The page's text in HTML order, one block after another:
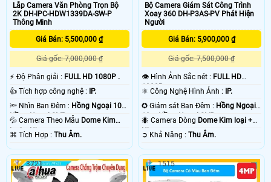
Lắp Camera Văn Phòng Trọn Bộ
2K DH-IPC-HDW1339DA-SW-P
Thông Minh
Giá Bán: 5,500,000 ₫
Giá gốc: 7,000,000 ₫
️⚡ Độ Phân giải : FULL HD 1080P .
👍 Tích hợp công nghệ : IP.
🔦 Nhìn Ban Đêm : Hồng Ngoại 10m
Hồng Ngoại SMD.
💦 Camera Theo Mẫu Dome Kim
loại + Nhựa. ️⌘ Tích Hợp : Thu Âm.
Bộ Camera Giám Sát Công Trình
Xoay 360 DH-P3AS-PV Phát Hiện
Người
Giá Bán: 5,900,000 ₫
Giá gốc: 7,500,000 ₫
👁 Hình Ảnh Sắc nét : FULL HD
1080P .
⚛️ Công Nghệ Hình Ảnh : IP.
✪ Giám sát Ban Đêm : Hồng Ngoại
10m Hồng Ngoại SMD.
🐜 Camera Dòng Dome Kim loại +
Nhựa.
️➲ Khả Năng :Thu Âm.
3721 1515